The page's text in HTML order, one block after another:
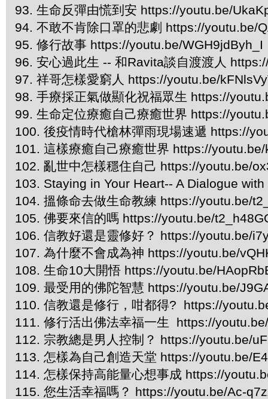
93. 生命反彈由慌到安 https://youtu.be/
94. 不敢不肯除口罩的悲劇 https://youtu.be/
95. 修行故事 https://youtu.be/WGH9jdByh_I
96. 安心過此生 -- 和Ravita談自渡渡人
97. 祥哥怎樣愛窮人 https://youtu.be/
98. 手療採正氣做顯化祝福眾生 https://
99. 生命定位療癒自己療癒世界 https://
100. 後疫情時代槍林彈雨現場速遞 https://
101. 這樣療癒自己療癒世界 https://
102. 亂世中怎樣穩住自己 https://youtu.be/
103. Staying in Your Heart-- ​A Dialogue
104. 搵條命去做生命教練 https://youtu.be/
105. 佛要來信的嗎 https://youtu.be/
106. 信教好還是靈修好？ https://youtu.be/
107. 為什麼不會成為神 https://youtu.be/
108. 生命10大開悟 https://youtu.be/
109. 最受用的佛陀智慧 https://youtu.be/
110. 信教還是修行，咁都得? https://
111. 修行活出佛法幸福一生 https://
112. 宗教總是男人控制？ https://youtu.be/
113. 怎樣為自己創造天堂 https://youtu.be/
114. 怎樣保持高能量心想事成 https://
115. 您生活幸福嗎？ https://youtu.be/Ac-